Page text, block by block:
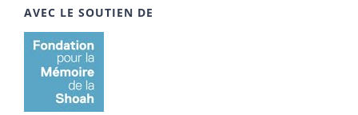
AVEC LE SOUTIEN DE